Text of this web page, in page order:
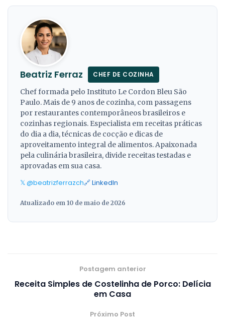
Beatriz Ferraz CHEF DE COZINHA
Chef formada pelo Instituto Le Cordon Bleu São
Paulo. Mais de 9 anos de cozinha, com passagens
por restaurantes contemporâneos brasileiros e
cozinhas regionais. Especialista em receitas práticas
do dia a dia, técnicas de cocção e dicas de
aproveitamento integral de alimentos. Apaixonada
pela culinária brasileira, divide receitas testadas e
aprovadas em sua casa.
𝕏 @beatrizferrazch🔗 LinkedIn
Atualizado em 10 de maio de 2026
Postagem anterior
Receita Simples de Costelinha de Porco: Delícia
em Casa
Próximo Post